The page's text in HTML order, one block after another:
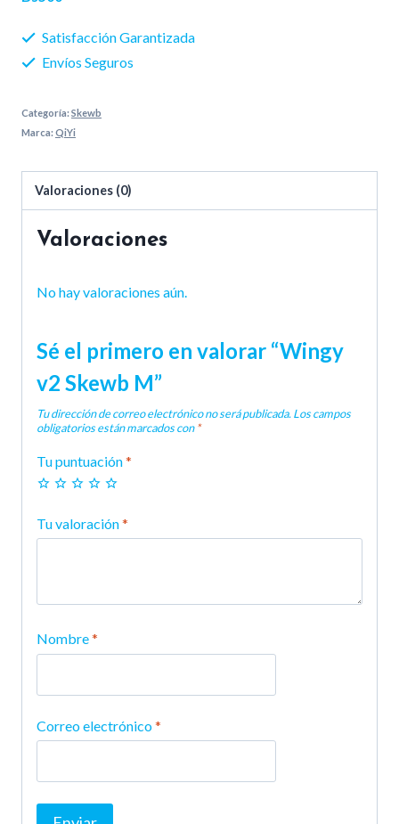
Satisfacción Garantizada
Envíos Seguros
Categoría:Skewb
Marca:QiYi
Valoraciones (0)
Valoraciones
No hay valoraciones aún.
Sé el primero en valorar “Wingy
v2 Skewb M”
Tu dirección de correo electrónico no será publicada.Los campos
obligatorios están marcados con*
Tu puntuación*
Tu valoración*
Nombre*
Correo electrónico*